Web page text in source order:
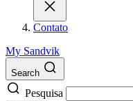
Contato
My Sandvik
Search
Pesquisa